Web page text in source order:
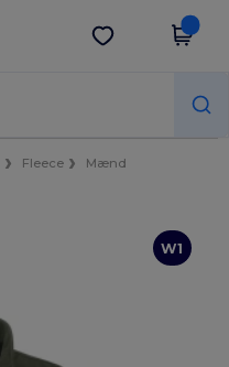
Hent app
Fleece
Mænd
W1